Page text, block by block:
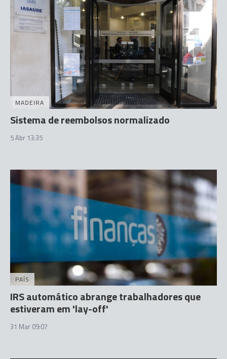
MADEIRA
Sistema de reembolsos normalizado
5 Abr 13:35
PAÍS
IRS automático abrange trabalhadores que
estiveram em 'lay-off'
31 Mar 09:07